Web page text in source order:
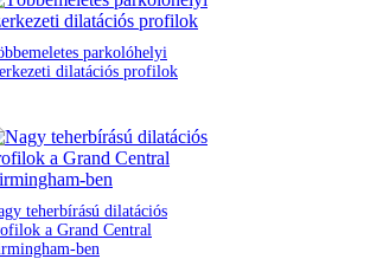
parkolóhelyi
dilatációs profilok
teherbírású dilatációs
a Grand Central
ben